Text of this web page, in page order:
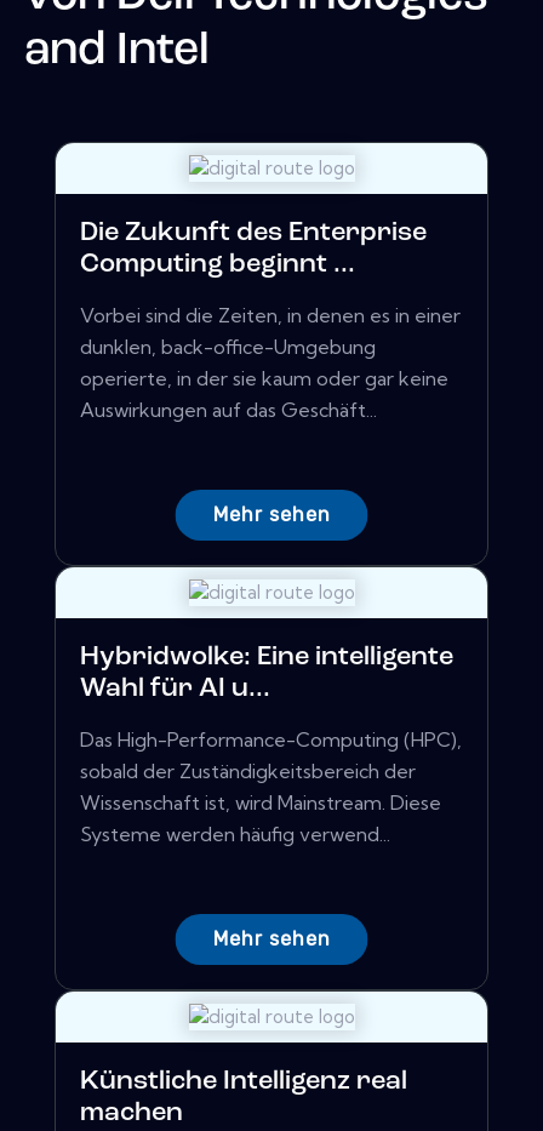
and Intel
Die Zukunft des Enterprise
Computing beginnt ...
Vorbei sind die Zeiten, in denen es in einer
dunklen, back-office-Umgebung
operierte, in der sie kaum oder gar keine
Auswirkungen auf das Geschäft...
Mehr sehen
Hybridwolke: Eine intelligente
Wahl für AI u...
Das High-Performance-Computing (HPC),
sobald der Zuständigkeitsbereich der
Wissenschaft ist, wird Mainstream. Diese
Systeme werden häufig verwend...
Mehr sehen
Künstliche Intelligenz real
machen